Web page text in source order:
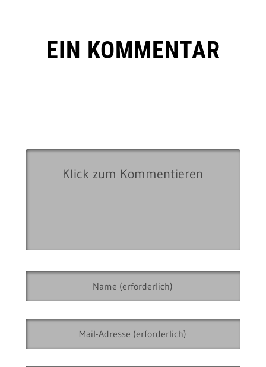
EIN KOMMENTAR